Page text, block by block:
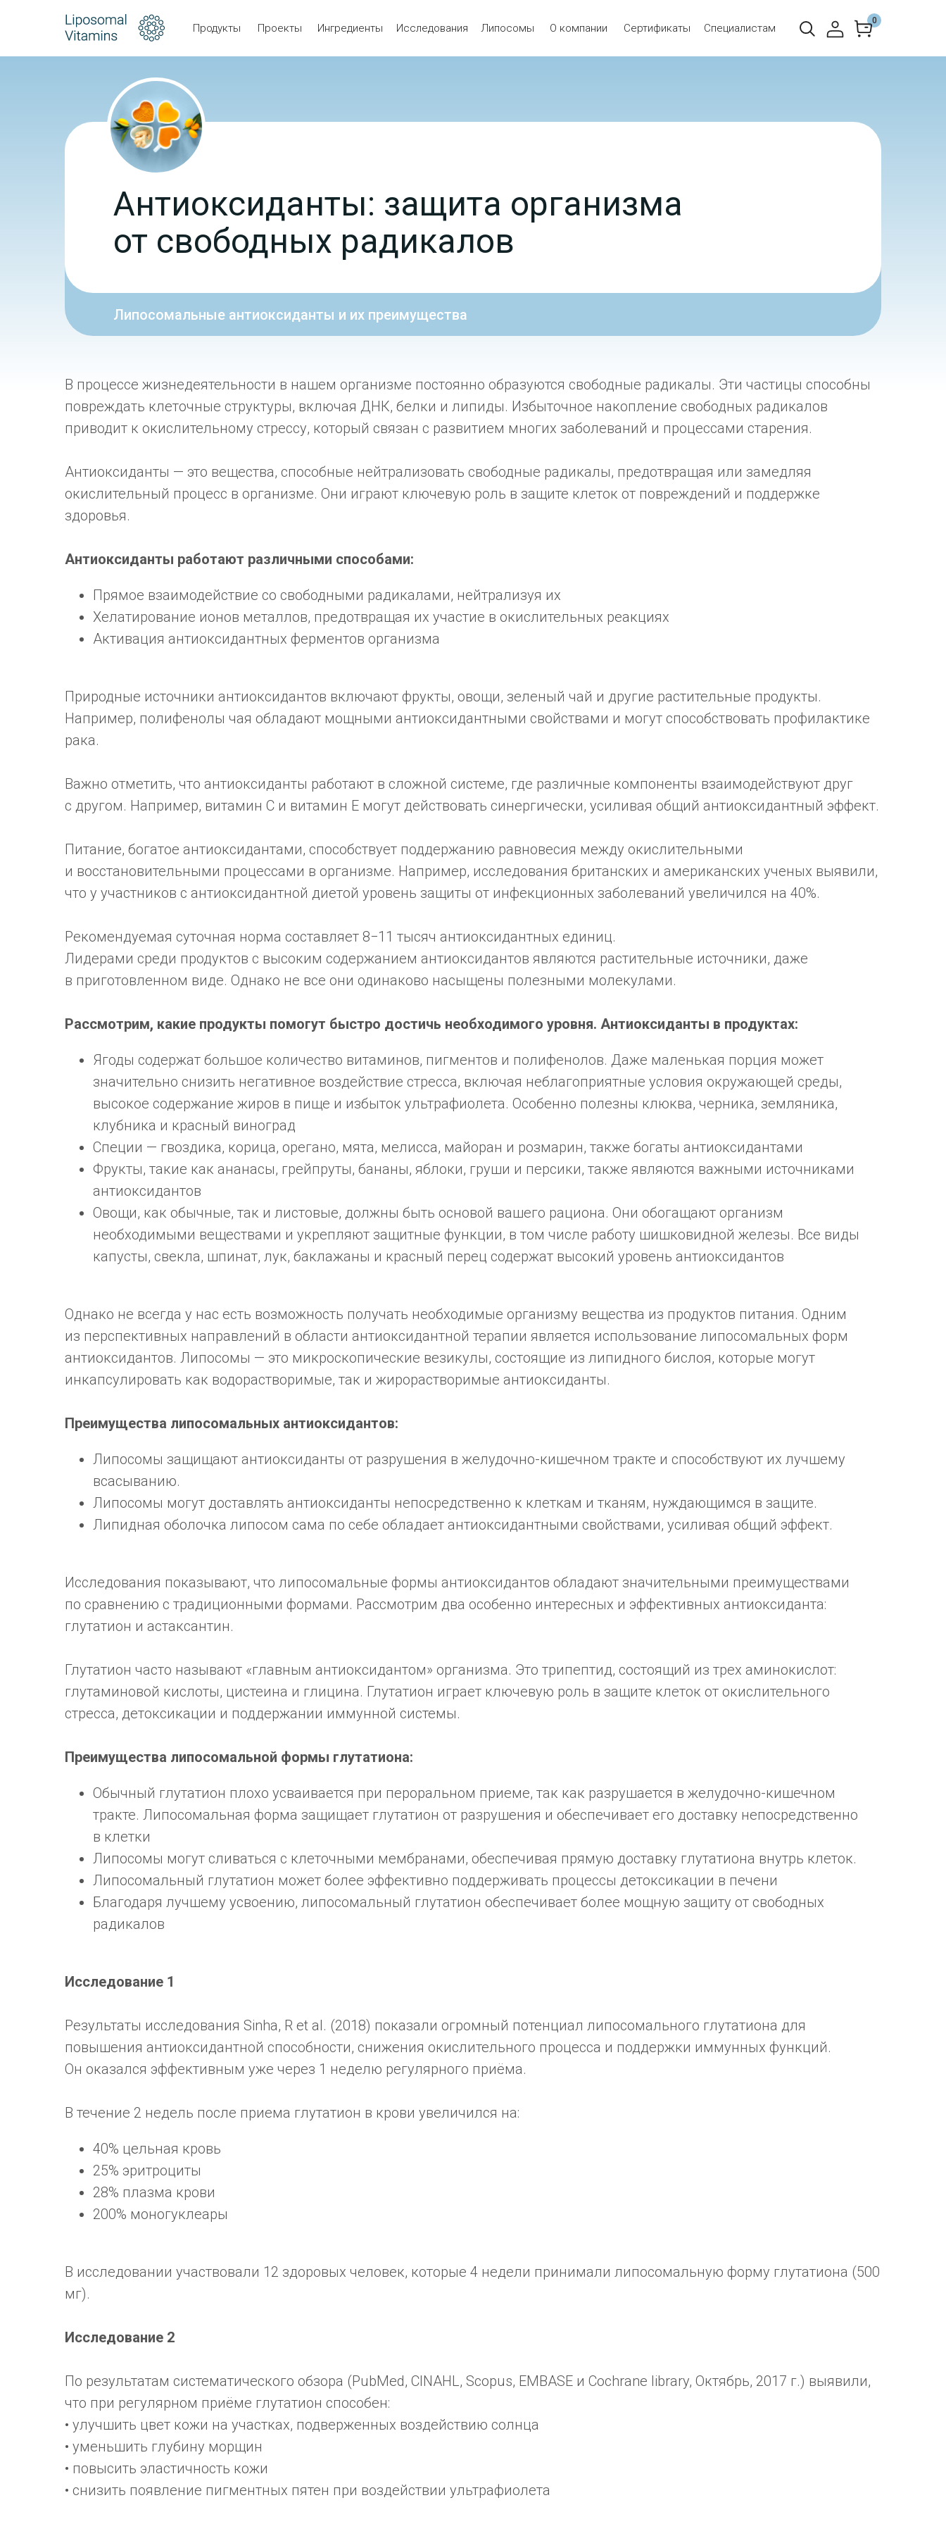
0
Продукты Ингредиенты Исследования Липосомы О компании
Проекты Сертификаты Специалистам
Липосомальные антиоксиданты и их преимущества
Антиоксиданты: защита организма
от свободных радикалов
В процессе жизнедеятельности в нашем организме постоянно образуются свободные радикалы. Эти частицы способны
повреждать клеточные структуры, включая ДНК, белки и липиды. Избыточное накопление свободных радикалов
приводит к окислительному стрессу, который связан с развитием многих заболеваний и процессами старения.
Антиоксиданты — это вещества, способные нейтрализовать свободные радикалы, предотвращая или замедляя
окислительный процесс в организме. Они играют ключевую роль в защите клеток от повреждений и поддержке
здоровья.
Антиоксиданты работают различными способами:
Прямое взаимодействие со свободными радикалами, нейтрализуя их
Хелатирование ионов металлов, предотвращая их участие в окислительных реакциях
Активация антиоксидантных ферментов организма
Природные источники антиоксидантов включают фрукты, овощи, зеленый чай и другие растительные продукты.
Например, полифенолы чая обладают мощными антиоксидантными свойствами и могут способствовать профилактике
рака.
Важно отметить, что антиоксиданты работают в сложной системе, где различные компоненты взаимодействуют друг
с другом. Например, витамин C и витамин E могут действовать синергически, усиливая общий антиоксидантный эффект.
Питание, богатое антиоксидантами, способствует поддержанию равновесия между окислительными
и восстановительными процессами в организме. Например, исследования британских и американских ученых выявили,
что у участников с антиоксидантной диетой уровень защиты от инфекционных заболеваний увеличился на 40%.
Рекомендуемая суточная норма составляет 8−11 тысяч антиоксидантных единиц.
Лидерами среди продуктов с высоким содержанием антиоксидантов являются растительные источники, даже
в приготовленном виде. Однако не все они одинаково насыщены полезными молекулами.
Рассмотрим, какие продукты помогут быстро достичь необходимого уровня. Антиоксиданты в продуктах:
Ягоды содержат большое количество витаминов, пигментов и полифенолов. Даже маленькая порция может
значительно снизить негативное воздействие стресса, включая неблагоприятные условия окружающей среды,
высокое содержание жиров в пище и избыток ультрафиолета. Особенно полезны клюква, черника, земляника,
клубника и красный виноград
Специи — гвоздика, корица, орегано, мята, мелисса, майоран и розмарин, также богаты антиоксидантами
Фрукты, такие как ананасы, грейпруты, бананы, яблоки, груши и персики, также являются важными источниками
антиоксидантов
Овощи, как обычные, так и листовые, должны быть основой вашего рациона. Они обогащают организм
необходимыми веществами и укрепляют защитные функции, в том числе работу шишковидной железы. Все виды
капусты, свекла, шпинат, лук, баклажаны и красный перец содержат высокий уровень антиоксидантов
Однако не всегда у нас есть возможность получать необходимые организму вещества из продуктов питания. Одним
из перспективных направлений в области антиоксидантной терапии является использование липосомальных форм
антиоксидантов. Липосомы — это микроскопические везикулы, состоящие из липидного бислоя, которые могут
инкапсулировать как водорастворимые, так и жирорастворимые антиоксиданты.
Преимущества липосомальных антиоксидантов:
Липосомы защищают антиоксиданты от разрушения в желудочно-кишечном тракте и способствуют их лучшему
всасыванию.
Липосомы могут доставлять антиоксиданты непосредственно к клеткам и тканям, нуждающимся в защите.
Липидная оболочка липосом сама по себе обладает антиоксидантными свойствами, усиливая общий эффект.
Исследования показывают, что липосомальные формы антиоксидантов обладают значительными преимуществами
по сравнению с традиционными формами. Рассмотрим два особенно интересных и эффективных антиоксиданта:
глутатион и астаксантин.
Глутатион часто называют «главным антиоксидантом» организма. Это трипептид, состоящий из трех аминокислот:
глутаминовой кислоты, цистеина и глицина. Глутатион играет ключевую роль в защите клеток от окислительного
стресса, детоксикации и поддержании иммунной системы.
Преимущества липосомальной формы глутатиона:
Обычный глутатион плохо усваивается при пероральном приеме, так как разрушается в желудочно-кишечном
тракте. Липосомальная форма защищает глутатион от разрушения и обеспечивает его доставку непосредственно
в клетки
Липосомы могут сливаться с клеточными мембранами, обеспечивая прямую доставку глутатиона внутрь клеток.
Липосомальный глутатион может более эффективно поддерживать процессы детоксикации в печени
Благодаря лучшему усвоению, липосомальный глутатион обеспечивает более мощную защиту от свободных
радикалов
Исследование 1
Результаты исследования Sinha, R et al. (2018) показали огромный потенциал липосомального глутатиона для
повышения антиоксидантной способности, снижения окислительного процесса и поддержки иммунных функций.
Он оказался эффективным уже через 1 неделю регулярного приёма.
В течение 2 недель после приема глутатион в крови увеличился на:
40% цельная кровь
25% эритроциты
28% плазма крови
200% моногуклеары
В исследовании участвовали 12 здоровых человек, которые 4 недели принимали липосомальную форму глутатиона (500
мг).
Исследование 2
По результатам систематического обзора (PubMed, CINAHL, Scopus, EMBASE и Cochrane library, Октябрь, 2017 г.) выявили,
что при регулярном приёме глутатион способен:
• улучшить цвет кожи на участках, подверженных воздействию солнца
• уменьшить глубину морщин
• повысить эластичность кожи
• снизить появление пигментных пятен при воздействии ультрафиолета